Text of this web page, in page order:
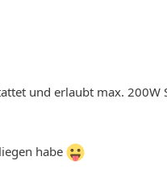
und erlaubt max. 200W
habe